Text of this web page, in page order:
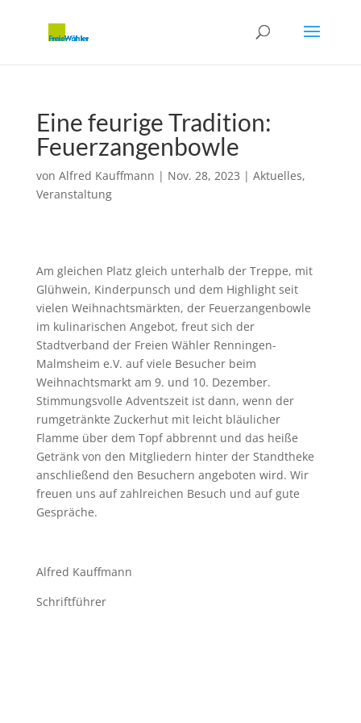
Eine feurige Tradition:
Feuerzangenbowle
von Alfred Kauffmann | Nov. 28, 2023 | Aktuelles,
Veranstaltung
Am gleichen Platz gleich unterhalb der Treppe, mit
Glühwein, Kinderpunsch und dem Highlight seit
vielen Weihnachtsmärkten, der Feuerzangenbowle
im kulinarischen Angebot, freut sich der
Stadtverband der Freien Wähler Renningen-
Malmsheim e.V. auf viele Besucher beim
Weihnachtsmarkt am 9. und 10. Dezember.
Stimmungsvolle Adventszeit ist dann, wenn der
rumgetränkte Zuckerhut mit leicht bläulicher
Flamme über dem Topf abbrennt und das heiße
Getränk von den Mitgliedern hinter der Standtheke
anschließend den Besuchern angeboten wird. Wir
freuen uns auf zahlreichen Besuch und auf gute
Gespräche.
Alfred Kauffmann
Schriftführer